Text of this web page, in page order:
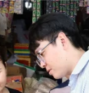
bản quy phạm